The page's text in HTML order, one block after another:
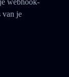
webhook-
van je